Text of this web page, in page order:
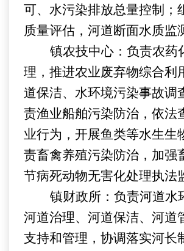
可、水污染排放总量控制；
质量评估，河道断面水质监
镇农技中心： 负责农药
理，推进农业废弃物综合利
道保洁、水环境污染事故调
责渔业船舶污染防治，依法
业行为，开展鱼类等水生生
责畜禽养殖污染防治，加强
节病死动物无害化处理执法
镇财政所： 负责河道水
河道治理、河道保洁、河道
支持和管理，协调落实河长